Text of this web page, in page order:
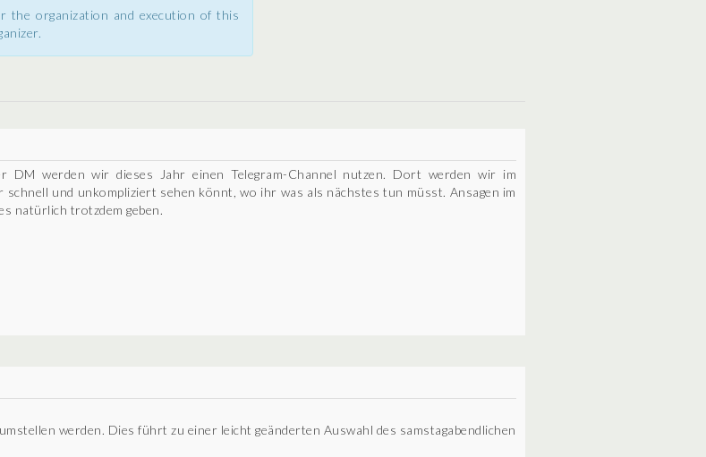
organization and execution of this
DM werden wir dieses Jahr einen Telegram-Channel nutzen. Dort werden wir im
und unkompliziert sehen könnt, wo ihr was als nächstes tun müsst. Ansagen im
natürlich trotzdem geben.
werden. Dies führt zu einer leicht geänderten Auswahl des samstagabendlichen